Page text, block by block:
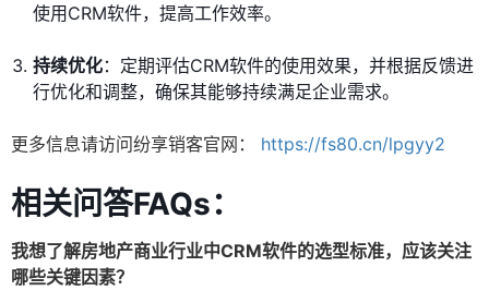
使用CRM软件，提高工作效率。
持续优化：定期评估CRM软件的使用效果，并根据反馈进
行优化和调整，确保其能够持续满足企业需求。
更多信息请访问纷享销客官网： https://fs80.cn/lpgyy2
相关问答FAQs：
我想了解房地产商业行业中CRM软件的选型标准，应该关注
哪些关键因素？